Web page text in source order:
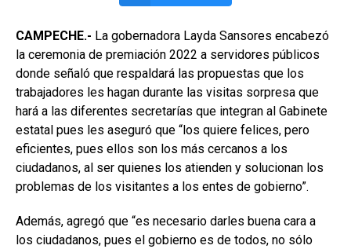
CAMPECHE.- La gobernadora Layda Sansores encabezó
la ceremonia de premiación 2022 a servidores públicos
donde señaló que respaldará las propuestas que los
trabajadores les hagan durante las visitas sorpresa que
hará a las diferentes secretarías que integran al Gabinete
estatal pues les aseguró que “los quiere felices, pero
eficientes, pues ellos son los más cercanos a los
ciudadanos, al ser quienes los atienden y solucionan los
problemas de los visitantes a los entes de gobierno”.
Además, agregó que “es necesario darles buena cara a
los ciudadanos, pues el gobierno es de todos, no sólo